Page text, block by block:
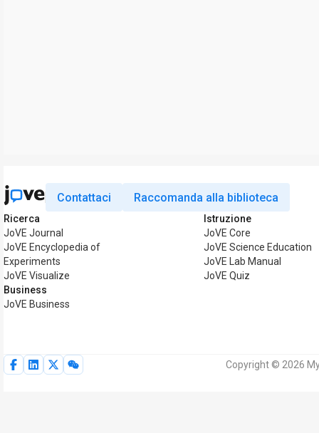
Contattaci Raccomanda alla biblioteca
Ricerca
JoVE Journal
JoVE Encyclopedia of
Experiments
JoVE Visualize
Business
JoVE Business
Istruzione
JoVE Core
JoVE Science Education
JoVE Lab Manual
JoVE Quiz
Copyright © 2026